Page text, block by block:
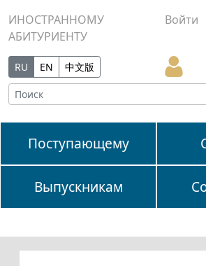
ИНОСТРАННОМУ
АБИТУРИЕНТУ
Войти
RU EN 中文版
Поступающему
Выпускникам